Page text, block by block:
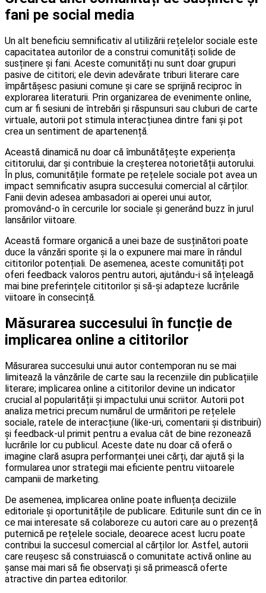
fani pe social media
Un alt beneficiu semnificativ al utilizării rețelelor sociale este
capacitatea autorilor de a construi comunități solide de
susținere și fani. Aceste comunități nu sunt doar grupuri
pasive de cititori; ele devin adevărate triburi literare care
împărtășesc pasiuni comune și care se sprijină reciproc în
explorarea literaturii. Prin organizarea de evenimente online,
cum ar fi sesiuni de întrebări și răspunsuri sau cluburi de carte
virtuale, autorii pot stimula interacțiunea dintre fani și pot
crea un sentiment de apartenență.
Această dinamică nu doar că îmbunătățește experiența
cititorului, dar și contribuie la creșterea notorietății autorului.
În plus, comunitățile formate pe rețelele sociale pot avea un
impact semnificativ asupra succesului comercial al cărților.
Fanii devin adesea ambasadori ai operei unui autor,
promovând-o în cercurile lor sociale și generând buzz în jurul
lansărilor viitoare.
Această formare organică a unei baze de susținători poate
duce la vânzări sporite și la o expunere mai mare în rândul
cititorilor potențiali. De asemenea, aceste comunități pot
oferi feedback valoros pentru autori, ajutându-i să înțeleagă
mai bine preferințele cititorilor și să-și adapteze lucrările
viitoare în consecință.
Măsurarea succesului în funcție de
implicarea online a cititorilor
Măsurarea succesului unui autor contemporan nu se mai
limitează la vânzările de carte sau la recenziile din publicațiile
literare; implicarea online a cititorilor devine un indicator
crucial al popularității și impactului unui scriitor. Autorii pot
analiza metrici precum numărul de urmăritori pe rețelele
sociale, ratele de interacțiune (like-uri, comentarii și distribuiri)
și feedback-ul primit pentru a evalua cât de bine rezonează
lucrările lor cu publicul. Aceste date nu doar că oferă o
imagine clară asupra performanței unei cărți, dar ajută și la
formularea unor strategii mai eficiente pentru viitoarele
campanii de marketing.
De asemenea, implicarea online poate influența deciziile
editoriale și oportunitățile de publicare. Editurile sunt din ce în
ce mai interesate să colaboreze cu autori care au o prezență
puternică pe rețelele sociale, deoarece acest lucru poate
contribui la succesul comercial al cărților lor. Astfel, autorii
care reușesc să construiască o comunitate activă online au
șanse mai mari să fie observați și să primească oferte
atractive din partea editorilor.